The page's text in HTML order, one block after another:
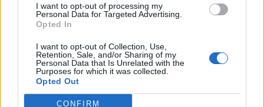
I want to opt-out of processing my
Personal Data for Targeted Advertising.
Opted In
I want to opt-out of Collection, Use,
Retention, Sale, and/or Sharing of my
Personal Data that Is Unrelated with the
Purposes for which it was collected.
Opted Out
CONFIRM